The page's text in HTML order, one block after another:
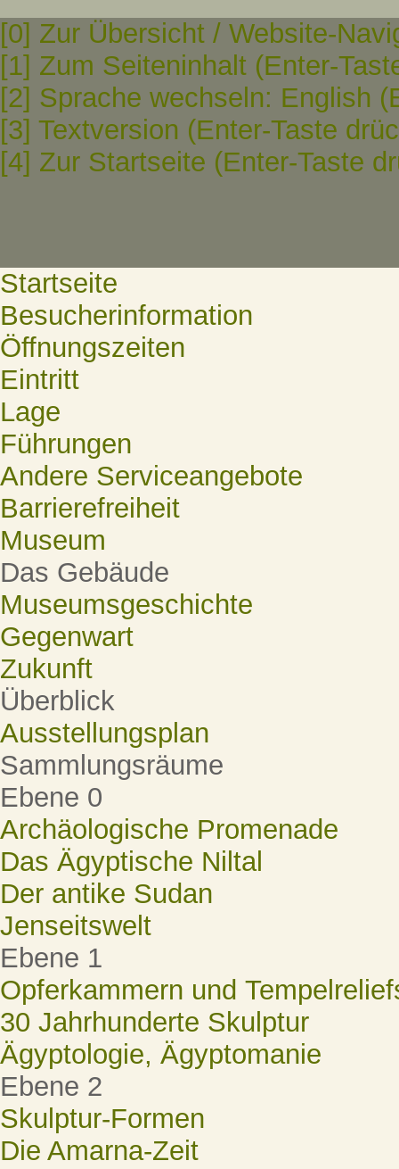
[0] Zur Übersicht / Website-
[1] Zum Seiteninhalt (Enter-
[2] Sprache wechseln: English
[3] Textversion (Enter-Taste
[4] Zur Startseite (Enter-Taste
Startseite
Besucherinformation
Öffnungszeiten
Eintritt
Lage
Führungen
Andere Serviceangebote
Barrierefreiheit
Museum
Das Gebäude
Museumsgeschichte
Gegenwart
Zukunft
Überblick
Ausstellungsplan
Sammlungsräume
Ebene 0
Archäologische Promenade
Das Ägyptische Niltal
Der antike Sudan
Jenseitswelt
Ebene 1
Opferkammern und
30 Jahrhunderte Skulptur
Ägyptologie, Ägyptomanie
Ebene 2
Skulptur-Formen
Die Amarna-Zeit